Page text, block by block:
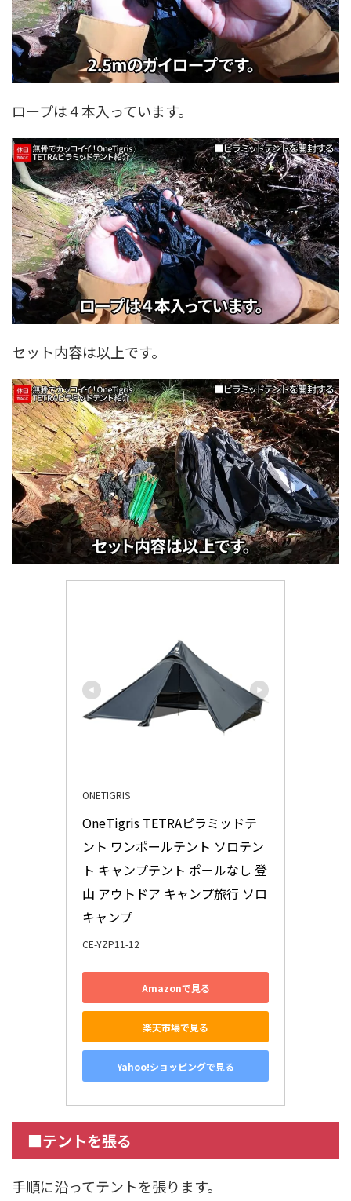
ロープは４本入っています。
セット内容は以上です。
ONETIGRIS
OneTigris TETRAピラミッドテ
ント ワンポールテント ソロテン
ト キャンプテント ポールなし 登
山 アウトドア キャンプ旅行 ソロ
キャンプ
CE-YZP11-12
Amazonで見る
楽天市場で見る
Yahoo!ショッピングで見る
■テントを張る
手順に沿ってテントを張ります。